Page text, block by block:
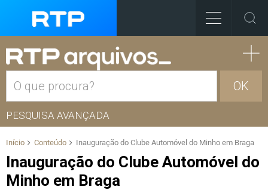
OK
PESQUISA AVANÇADA
Início Conteúdo Inauguração do Clube Automóvel do Minho em Braga
Inauguração do Clube Automóvel do
Minho em Braga